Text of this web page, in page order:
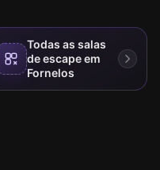
Todas as salas
de escape em
Fornelos